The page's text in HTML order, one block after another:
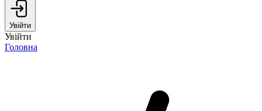
Увійти
Увійти
Головна